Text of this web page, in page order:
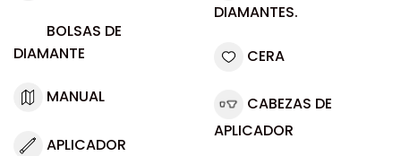
BOLSAS DE
DIAMANTE
MANUAL
APLICADOR
DIAMANTES.
CERA
CABEZAS DE
APLICADOR